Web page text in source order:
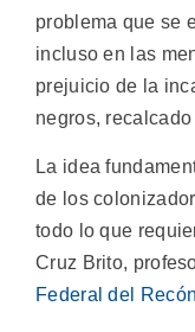
problema que se
incluso en las
prejuicio de la
negros,
La idea
de los
todo lo que
Cruz Brito,
Federal del